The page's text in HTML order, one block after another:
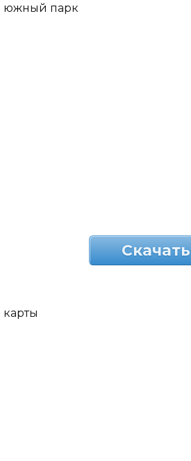
южный парк
Скачать
карты